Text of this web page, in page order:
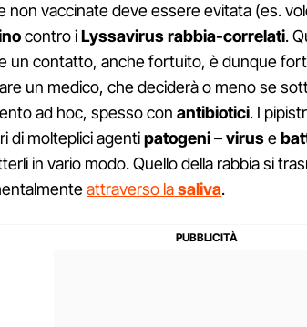
non vaccinate deve essere evitata (es.
contro iLyssavirus rabbia-correlati.
un contatto, anche fortuito, è dunque
un medico, che deciderà o meno se
ad hoc, spesso con antibiotici. I
di molteplici agentipatogeni–viruse
in vario modo. Quello della rabbia si
attraverso lasaliva.